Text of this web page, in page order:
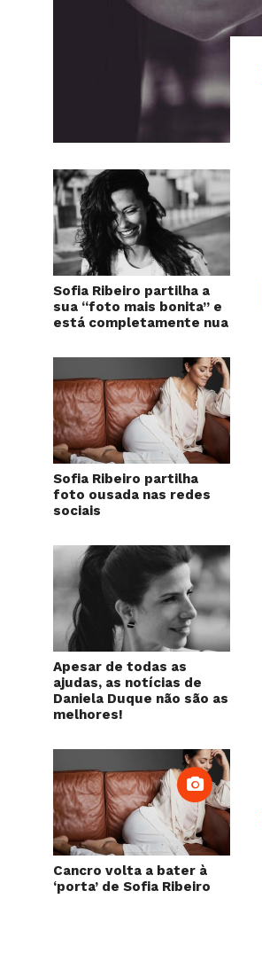
Sofia Ribeiro partilha a
sua “foto mais bonita” e
está completamente nua
Sofia Ribeiro partilha
foto ousada nas redes
sociais
Apesar de todas as
ajudas, as notícias de
Daniela Duque não são as
melhores!
Cancro volta a bater à
‘porta’ de Sofia Ribeiro